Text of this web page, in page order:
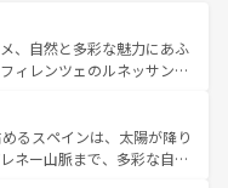
、自然と多彩な魅力にあふ
ィレンツェのルネッサンス
風景やアマルフィ海岸の絶
。観光の合間には、本場の
リア料理を堪能することも
るスペインは、太陽が降り
ネー山脈まで、多彩な自然